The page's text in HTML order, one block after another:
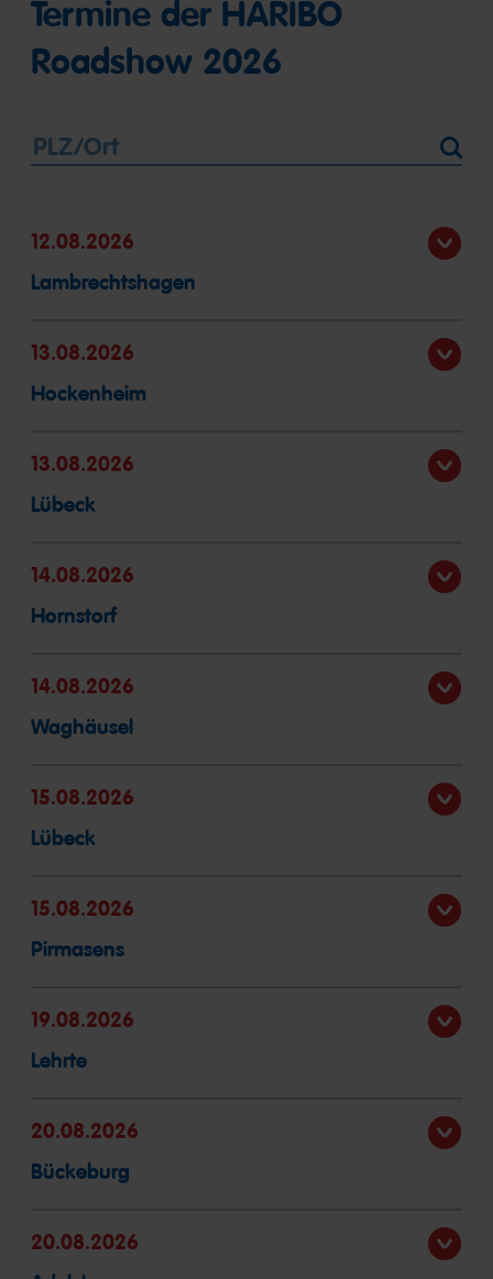
Termine der HARIBO
Roadshow 2026
PLZ/Ortno
Standort
12.08.2026
Lambrechtshagen
13.08.2026
Hockenheim
13.08.2026
Lübeck
14.08.2026
Hornstorf
14.08.2026
Waghäusel
15.08.2026
Lübeck
15.08.2026
Pirmasens
19.08.2026
Lehrte
20.08.2026
Bückeburg
20.08.2026